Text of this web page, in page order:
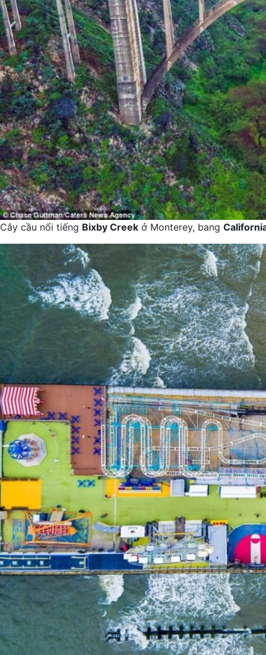
Cây cầu nổi tiếng Bixby Creek ở Monterey, bang